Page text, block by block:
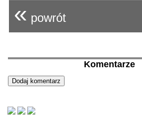
« powrót
Komentarze